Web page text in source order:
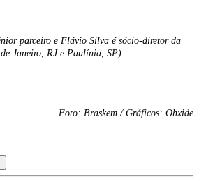
parceiro e Flávio Silva é sócio-diretor da
Janeiro, RJ e Paulínia, SP) –
Foto: Braskem / Gráficos: Ohxide